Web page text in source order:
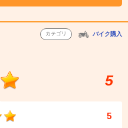
カテゴリ バイク購入
5
5